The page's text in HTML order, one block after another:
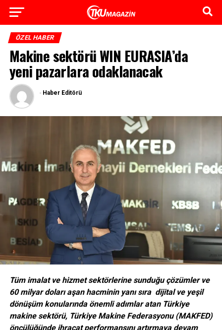
ÖZEL HABER
Makine sektörü WIN EURASIA’da
yeni pazarlara odaklanacak
- Haber Editörü
Tüm imalat ve hizmet sektörlerine sunduğu çözümler ve
60 milyar doları aşan hacminin yanı sıra dijital ve yeşil
dönüşüm konularında önemli adımlar atan Türkiye
makine sektörü, Türkiye Makine Federasyonu (MAKFED)
öncülüğünde ihracat performansını artırmaya devam